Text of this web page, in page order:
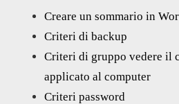
Creare un sommario in
Criteri di backup
Criteri di gruppo vedere il
applicato al computer
Criteri password